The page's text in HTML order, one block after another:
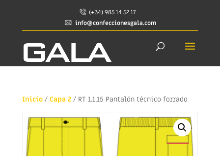
(+34) 985 14 52 17
info@confeccionesgala.com
Inicio/ Capa 2/ RT 1.1.15 Pantalón técnico forrado